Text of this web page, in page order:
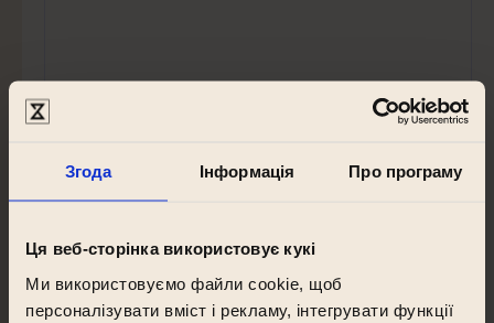
Згода Інформація Про програму
Ця веб-сторінка використовує кукі
Ми використовуємо файли cookie, щоб
персоналізувати вміст і рекламу, інтегрувати функції
Information on the processing of personal data